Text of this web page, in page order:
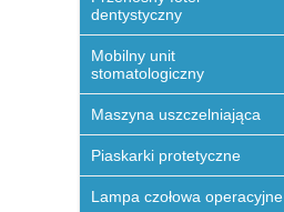
dentystyczny
Mobilny unit
stomatologiczny
Maszyna uszczelniająca
Piaskarki protetyczne
Lampa czołowa operacyjne